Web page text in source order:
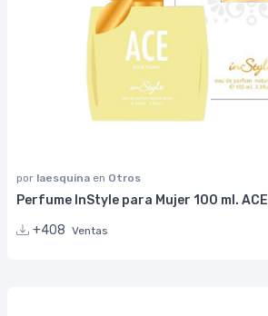
por laesquina en Otros
Perfume InStyle para Mujer 100 ml. ACE
+408 Ventas